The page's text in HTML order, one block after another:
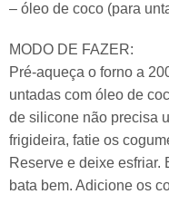
– óleo de coco (para
MODO DE FAZER:
Pré-aqueça o forno a
untadas com óleo de
de silicone não precisa
frigideira, fatie os
Reserve e deixe esfriar.
bata bem. Adicione os